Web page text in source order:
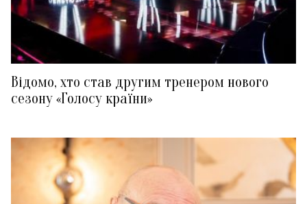
Відомо, хто став другим тренером нового
сезону «Голосу країни»